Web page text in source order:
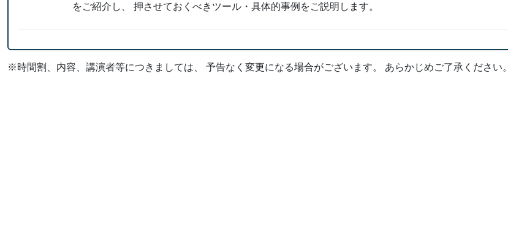
をご紹介し、 押させておくべきツール・具体的事例をご説明します。
※時間割、内容、講演者等につきましては、 予告なく変更になる場合がございます。 あらかじめご了承ください。